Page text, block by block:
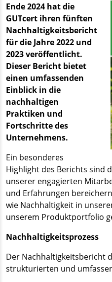
Ende 2024 hat die
GUTcert ihren fünften
Nachhaltigkeitsbericht
für die Jahre 2022 und
2023 veröffentlicht.
Dieser Bericht bietet
einen umfassenden
Einblick in die
nachhaltigen
Praktiken und
Fortschritte des
Unternehmens.
Ein besonderes
Highlight des Berichts sind
unserer engagierten
und Erfahrungen
wie Nachhaltigkeit in
unserem Produktportfolio
Nachhaltigkeitsprozess
Der Nachhaltigkeitsbericht
strukturierten und